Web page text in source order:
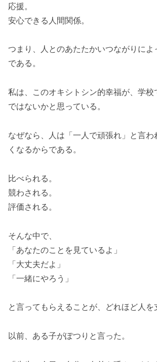
応援。
安心できる人間関係。
つまり、人とのあたたかいつながりによ
である。
私は、このオキシトシン的幸福が、学
ではないかと思っている。
なぜなら、人は「一人で頑張れ」と言わ
くなるからである。
比べられる。
競わされる。
評価される。
そんな中で、
「あなたのことを見ているよ」
「大丈夫だよ」
「一緒にやろう」
と言ってもらえることが、どれほど人を
以前、ある子がぽつりと言った。